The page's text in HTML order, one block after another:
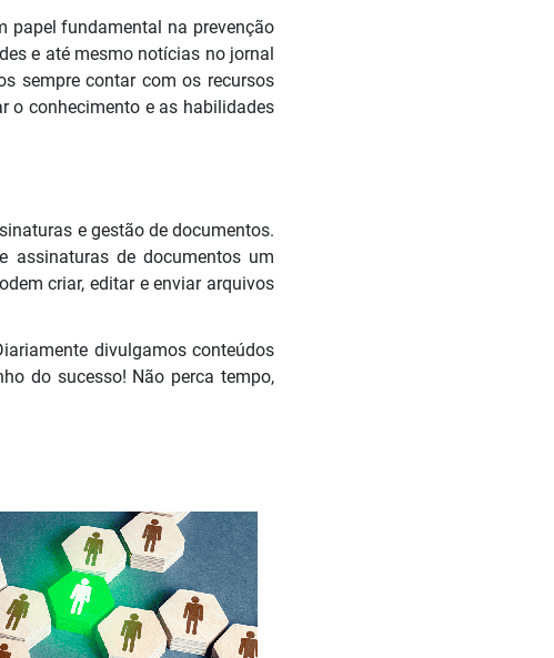
papel fundamental na prevenção
e até mesmo notícias no jornal
sempre contar com os recursos
o conhecimento e as habilidades
e gestão de documentos.
assinaturas de documentos um
criar, editar e enviar arquivos
divulgamos conteúdos
do sucesso! Não perca tempo,